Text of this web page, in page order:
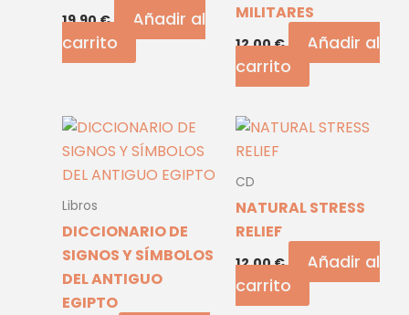
19,90€
Añadir al
carrito
MILITARES
12,00€
Añadir al
carrito
Libros
DICCIONARIO DE
SIGNOS Y SÍMBOLOS
DEL ANTIGUO
EGIPTO
CD
NATURAL STRESS
RELIEF
12,00€
Añadir al
carrito